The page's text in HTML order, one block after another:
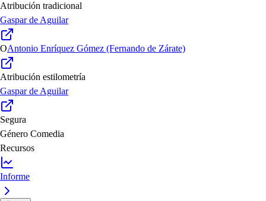
Atribución tradicional
Gaspar de Aguilar
OAntonio Enríquez Gómez (Fernando de Zárate)
Atribución estilometría
Gaspar de Aguilar
Segura
Género Comedia
Recursos
Informe